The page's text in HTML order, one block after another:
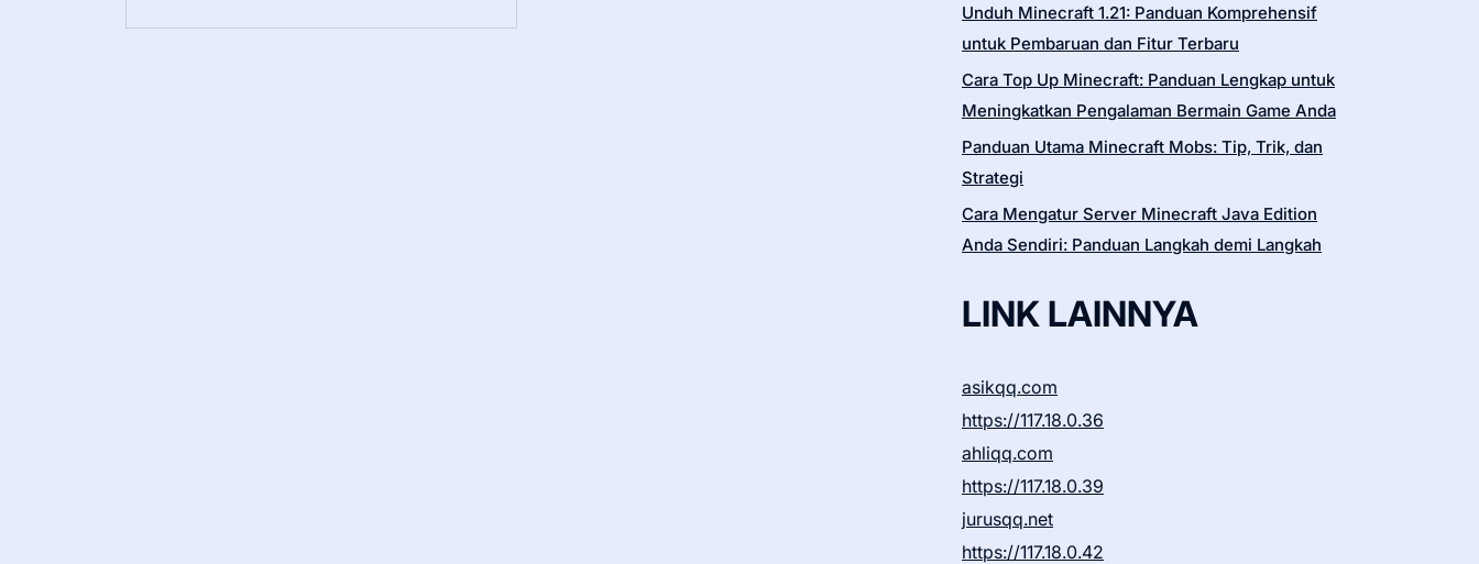
Unduh Minecraft 1.21: Panduan Komprehensif
untuk Pembaruan dan Fitur Terbaru
Cara Top Up Minecraft: Panduan Lengkap untuk
Meningkatkan Pengalaman Bermain Game Anda
Panduan Utama Minecraft Mobs: Tip, Trik, dan
Strategi
Cara Mengatur Server Minecraft Java Edition
Anda Sendiri: Panduan Langkah demi Langkah
LINK LAINNYA
asikqq.com
https://117.18.0.36
ahliqq.com
https://117.18.0.39
jurusqq.net
https://117.18.0.42